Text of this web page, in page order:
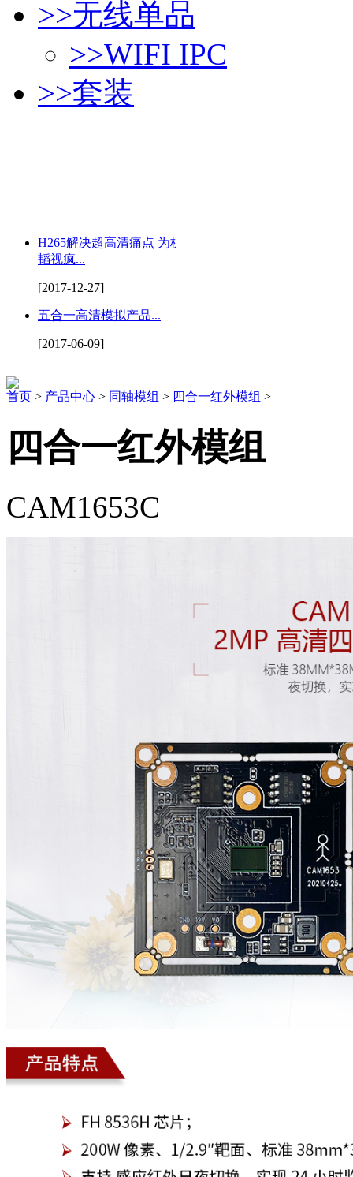
>>无线单品
>>WIFI IPC
>>套装
H265解决超高清痛点 为杭州
韬视疯...
[2017-12-27]
五合一高清模拟产品...
[2017-06-09]
首页 > 产品中心 > 同轴模组 > 四合一红外模组 >
四合一红外模组
CAM1653C